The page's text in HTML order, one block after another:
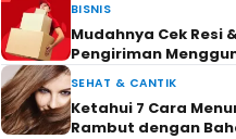
BISNIS
Mudahnya Cek Resi
Pengiriman
SEHAT & CANTIK
Ketahui 7 Cara
Rambut dengan